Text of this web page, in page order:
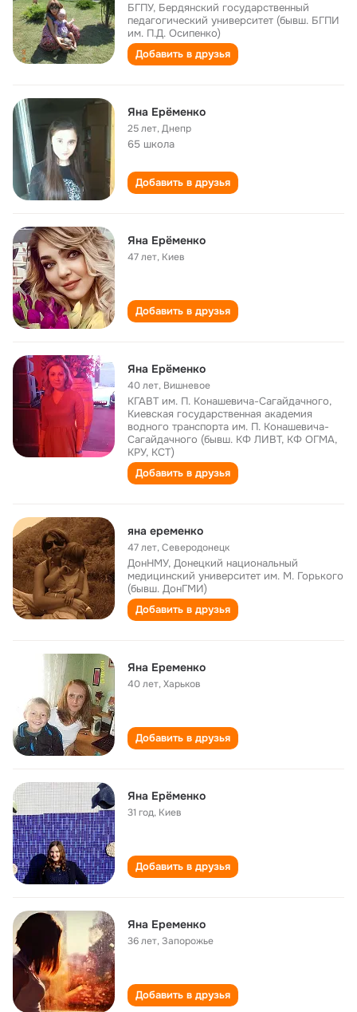
БГПУ, Бердянский государственный
педагогический университет (бывш. БГПИ
им. П.Д. Осипенко)
Добавить в друзья
Яна Ерёменко
25 лет,Днепр
65 школа
Добавить в друзья
Яна Ерёменко
47 лет, Киев
Добавить в друзья
Яна Ерёменко
40 лет, Вишневое
КГАВТ им. П. Конашевича-Сагайдачного,
Киевская государственная академия
водного транспорта им. П. Конашевича-
Сагайдачного (бывш. КФ ЛИВТ, КФ ОГМА,
КРУ, КСТ)
Добавить в друзья
яна еременко
47 лет,Северодонецк
ДонНМУ, Донецкий национальный
медицинский университет им. М. Горького
(бывш. ДонГМИ)
Добавить в друзья
Яна Еременко
40 лет,Харьков
Добавить в друзья
Яна Ерёменко
31 год, Киев
Добавить в друзья
Яна Еременко
36 лет,Запорожье
Добавить в друзья